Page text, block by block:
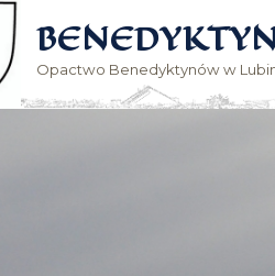
Opactwo Benedyktynów w